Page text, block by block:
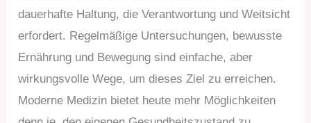
dauerhafte Haltung, die Verantwortung und Weitsicht
erfordert. Regelmäßige Untersuchungen, bewusste
Ernährung und Bewegung sind einfache, aber
wirkungsvolle Wege, um dieses Ziel zu erreichen.
Moderne Medizin bietet heute mehr Möglichkeiten